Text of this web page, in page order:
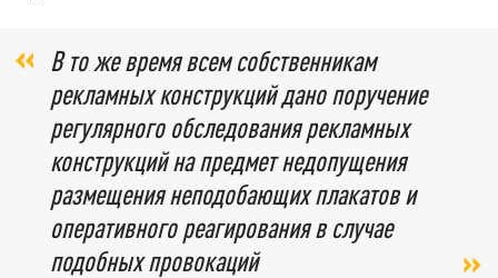
В то же время всем собственникам
рекламных конструкций дано поручение
регулярного обследования рекламных
конструкций на предмет недопущения
размещения неподобающих плакатов и
оперативного реагирования в случае
подобных провокаций